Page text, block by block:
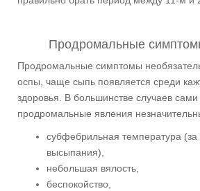
Продромальные
Продромальные симптомы
оспы, чаще сыпь появляется среди
здоровья. В большинстве случаев
продромальные явления
субфебрильная температура
высыпания),
небольшая вялость,
беспокойство,